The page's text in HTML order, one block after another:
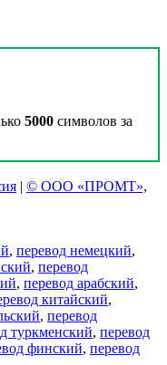
5000 символов за
| © ООО «ПРОМТ»,
, перевод немецкий,
, перевод
, перевод арабский,
китайский,
, перевод
туркменский, перевод
финский, перевод